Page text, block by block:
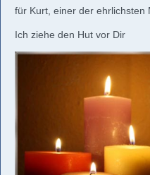
für Kurt, einer der ehrlichsten
Ich ziehe den Hut vor Dir